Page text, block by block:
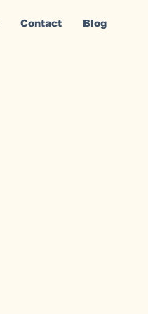
Contact Blog